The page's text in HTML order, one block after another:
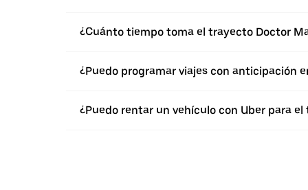
¿Cuánto tiempo toma el trayecto Doctor
¿Puedo programar viajes con anticipación
¿Puedo rentar un vehículo con Uber para